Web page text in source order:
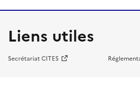
Liens utiles
Secrétariat CITES